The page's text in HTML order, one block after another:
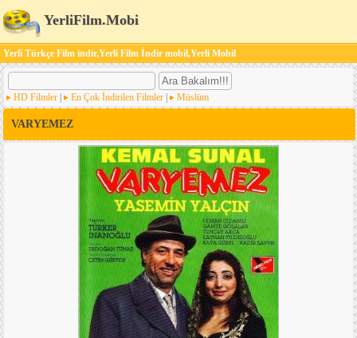
YerliFilm.Mobi
Yerli Türkçe Film indir,Yerli Film İndir mobil,Yerli Mobil
HD Filmler En Çok İndirilen Filmler Müslüm
VARYEMEZ